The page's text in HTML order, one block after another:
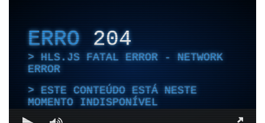
ERRO204
HLS.JS FATAL ERROR - NETWORK
ERROR
ESTE CONTEÚDO ESTÁ NESTE
MOMENTO INDISPONÍVEL